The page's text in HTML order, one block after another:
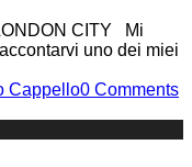
CITY Mi
uno dei miei
Cappello0 Comments